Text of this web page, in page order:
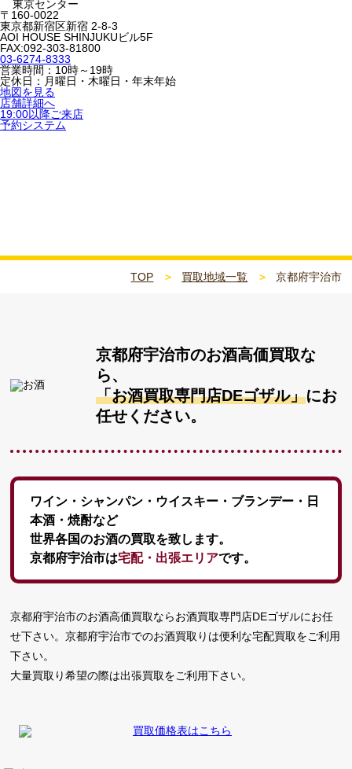
〒160-0022
東京都新宿区新宿 2-8-3
AOI HOUSE SHINJUKUビル5F
FAX:092-303-81800
03-6274-8333
営業時間：10時～19時
定休日：月曜日・木曜日・年末年始
地図を見る
店舗詳細へ
19:00以降ご来店
予約システム
TOP 買取地域一覧 京都府宇治市
京都府宇治市のお酒高価買取な
ら、
「お酒買取専門店DEゴザル」にお
任せください。
ワイン・シャンパン・ウイスキー・ブランデー・日
本酒・焼酎など
世界各国のお酒の買取を致します。
京都府宇治市は宅配・出張エリアです。
京都府宇治市のお酒高価買取ならお酒買取専門店DEゴザルにお任
せ下さい。京都府宇治市でのお酒買取りは便利な宅配買取をご利用
下さい。
大量買取り希望の際は出張買取をご利用下さい。